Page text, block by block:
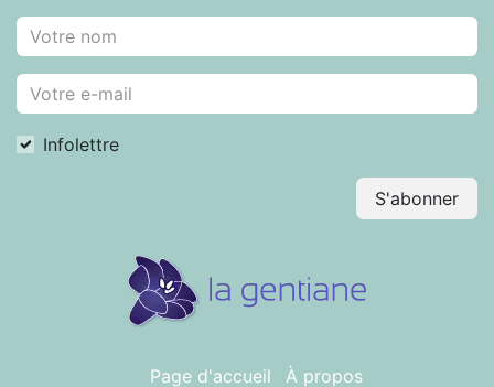
Infolettre
S'abonner
Page d'accueil À propos